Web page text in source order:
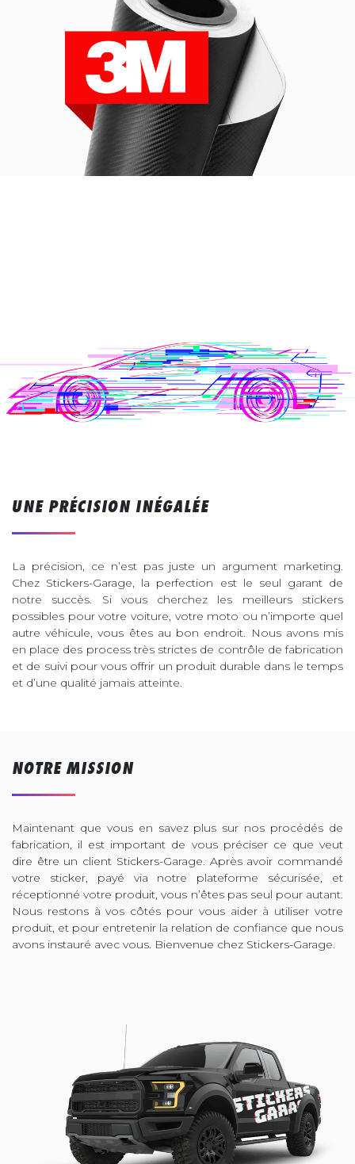
UNE PRÉCISION INÉGALÉE
La précision, ce n’est pas juste un argument marketing.
Chez Stickers-Garage, la perfection est le seul garant de
notre succès. Si vous cherchez les meilleurs stickers
possibles pour votre voiture, votre moto ou n’importe quel
autre véhicule, vous êtes au bon endroit. Nous avons mis
en place des process très strictes de contrôle de fabrication
et de suivi pour vous offrir un produit durable dans le temps
et d’une qualité jamais atteinte.
NOTRE MISSION
Maintenant que vous en savez plus sur nos procédés de
fabrication, il est important de vous préciser ce que veut
dire être un client Stickers-Garage. Après avoir commandé
votre sticker, payé via notre plateforme sécurisée, et
réceptionné votre produit, vous n’êtes pas seul pour autant.
Nous restons à vos côtés pour vous aider à utiliser votre
produit, et pour entretenir la relation de confiance que nous
avons instauré avec vous. Bienvenue chez Stickers-Garage.